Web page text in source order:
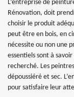
L’entreprise de
Rénovation, doit
choisir le produit
peut être en bois, en
nécessite ou non une
essentiels sont à
recherché. Les
dépoussiéré et sec.
pour satisfaire leur